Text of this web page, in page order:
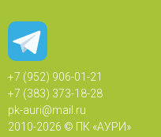
+7 (952) 906-01-21
+7 (383) 373-18-28
pk-auri@mail.ru
2010-2026 © ПК «АУРИ»